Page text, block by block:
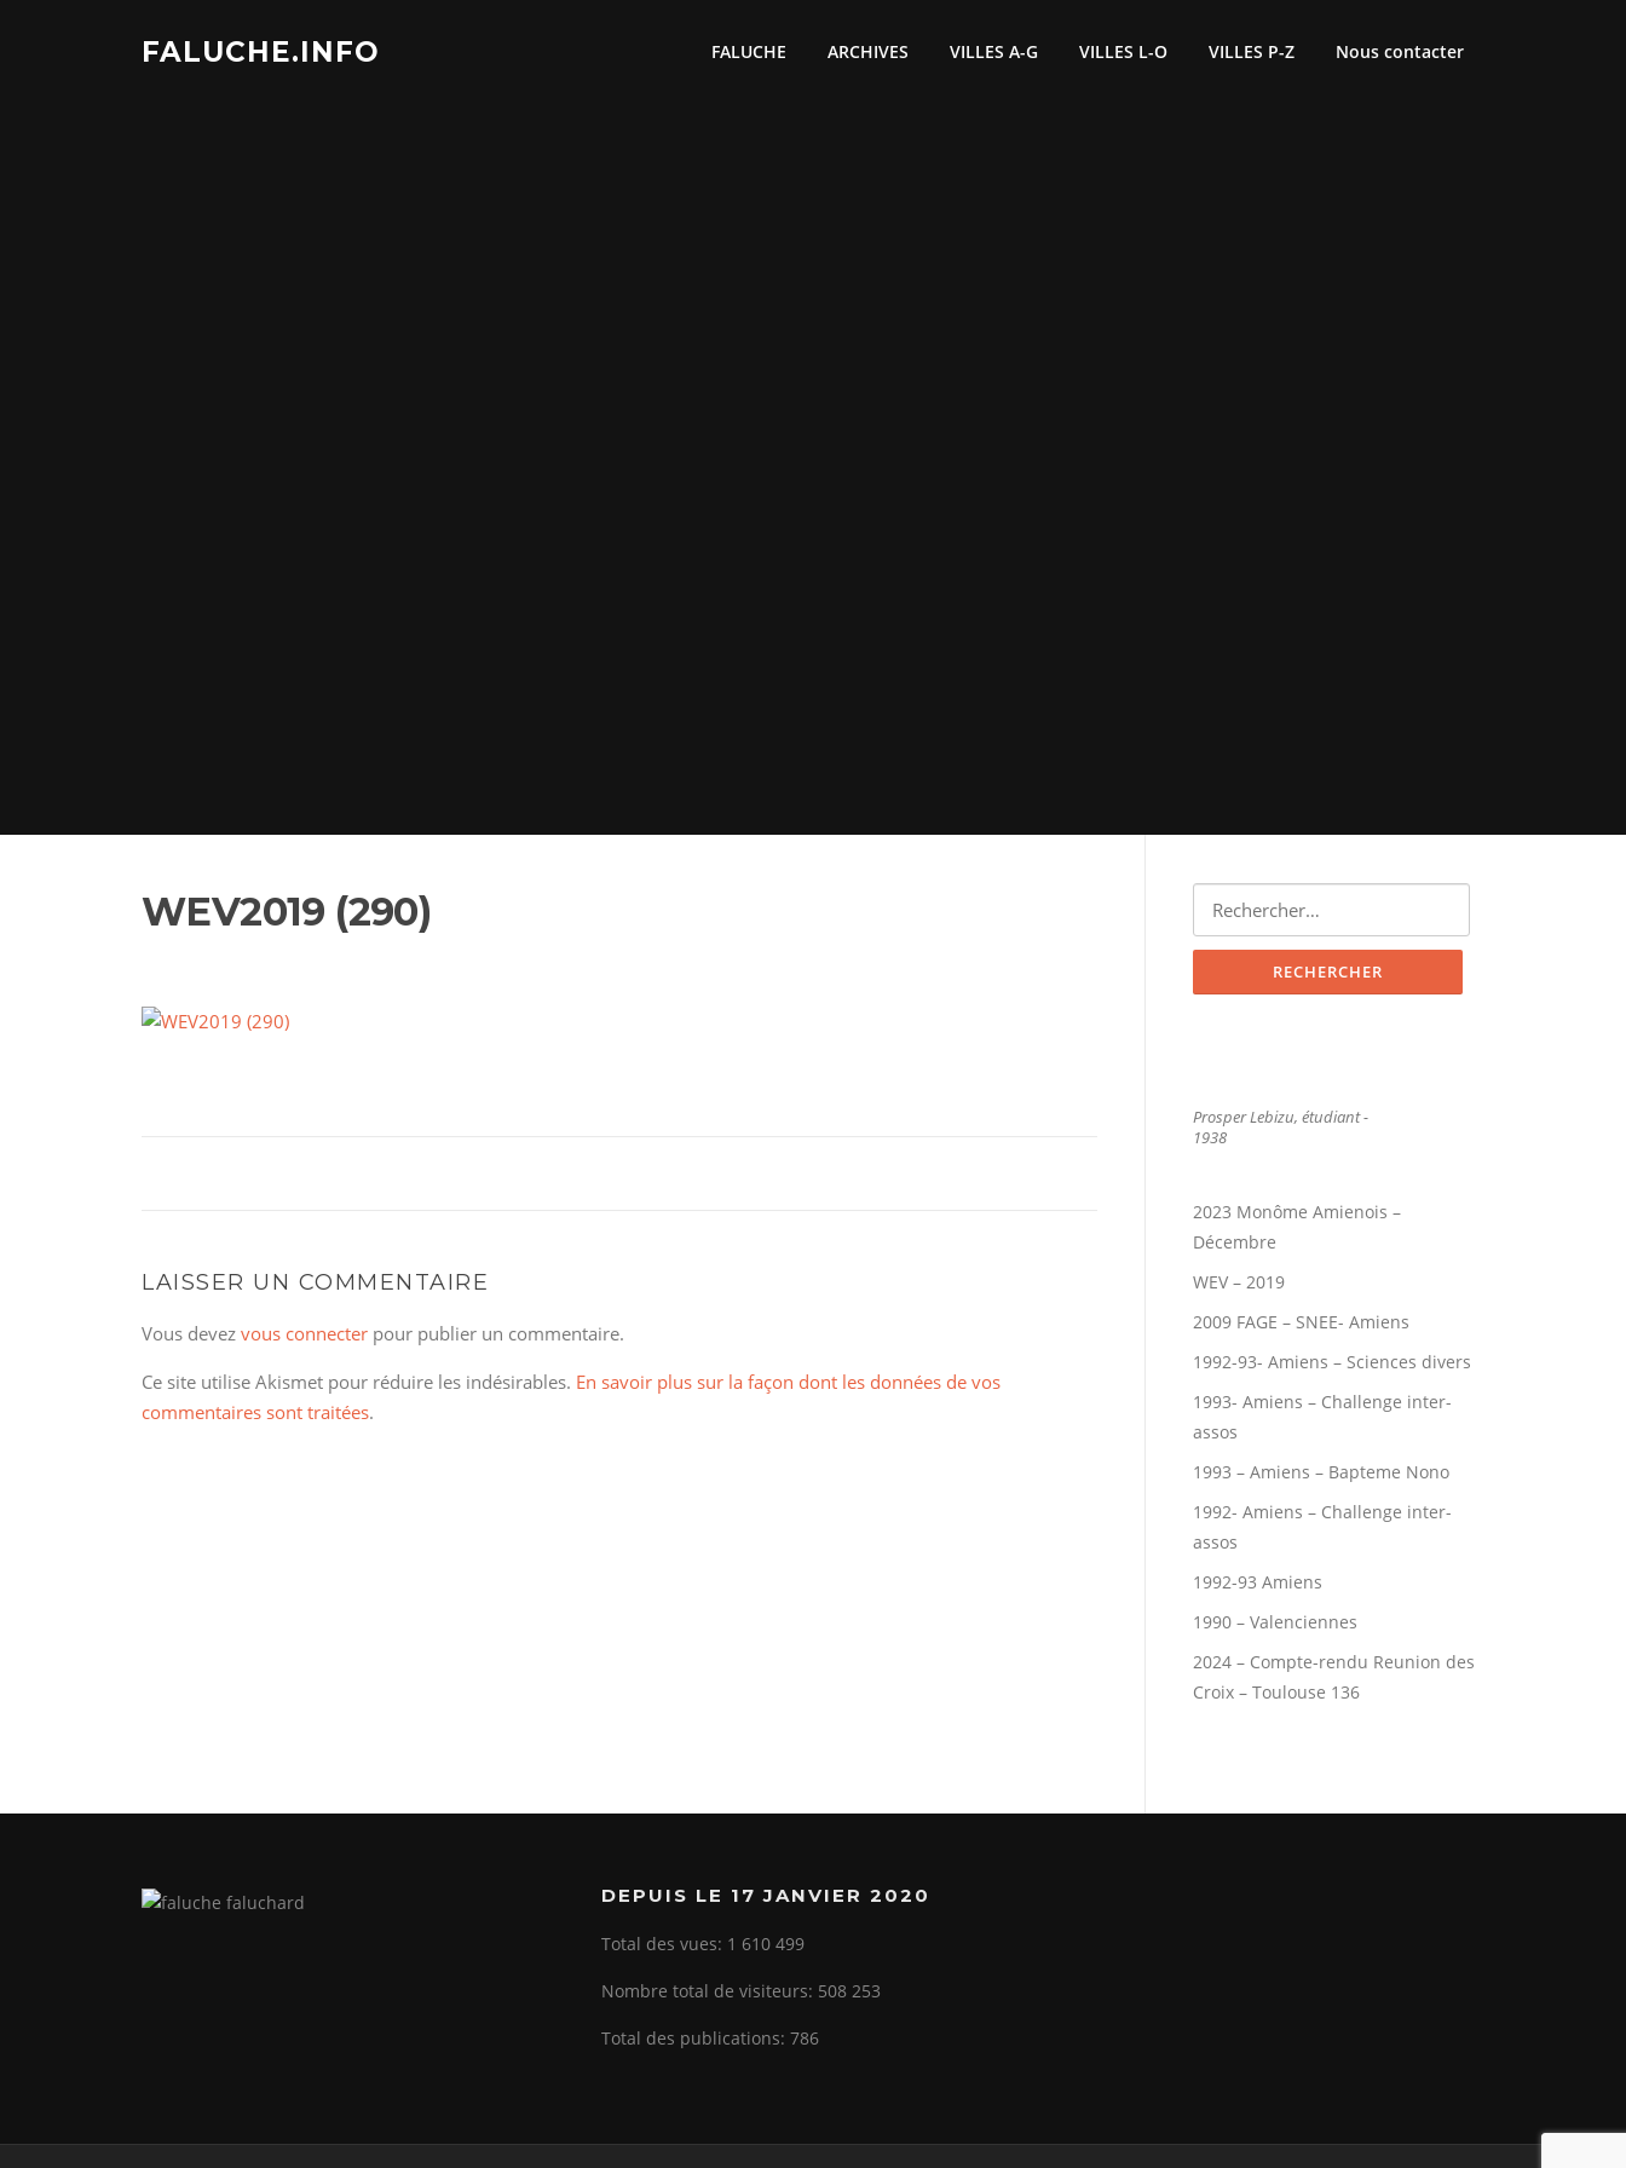
FALUCHE.INFO FALUCHE ARCHIVES VILLES A-G VILLES L-O VILLES P-Z Nous contacter
WEV2019 (290)
LAISSER UN COMMENTAIRE
Vous devez vous connecter pour publier un commentaire.
Ce site utilise Akismet pour réduire les indésirables. En savoir plus sur la façon dont les données de vos
commentaires sont traitées.
Rechercher :
Prosper Lebizu, étudiant -
1938
2023 Monôme Amienois –
Décembre
WEV – 2019
2009 FAGE – SNEE- Amiens
1992-93- Amiens – Sciences divers
1993- Amiens – Challenge inter-
assos
1993 – Amiens – Bapteme Nono
1992- Amiens – Challenge inter-
assos
1992-93 Amiens
1990 – Valenciennes
2024 – Compte-rendu Reunion des
Croix – Toulouse 136
DEPUIS LE 17 JANVIER 2020
Total des vues: 1 610 499
Nombre total de visiteurs: 508 253
Total des publications: 786